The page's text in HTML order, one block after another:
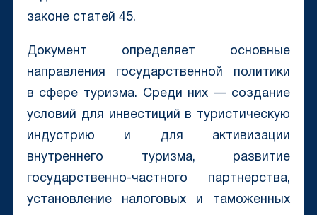
законе статей 45.
Документ определяет основные
направления государственной политики
в сфере туризма. Среди них — создание
условий для инвестиций в туристическую
индустрию и для активизации
внутреннего туризма, развитие
государственно-частного партнерства,
установление налоговых и таможенных